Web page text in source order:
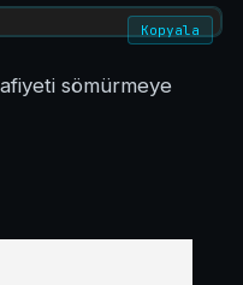
Kopyala
sömürmeye